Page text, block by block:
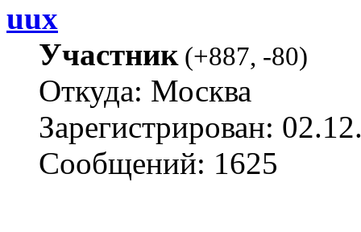
uux
Участник(+887, -80)
Откуда: Москва
Зарегистрирован:
Сообщений: 1625